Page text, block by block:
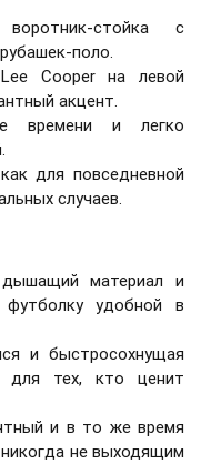
стойка с
поло.
Cooper на левой
акцент.
времени и легко
для повседневной
случаев.
материал и
удобной в
и быстросохнущая
тех, кто ценит
и в то же время
не выходящим